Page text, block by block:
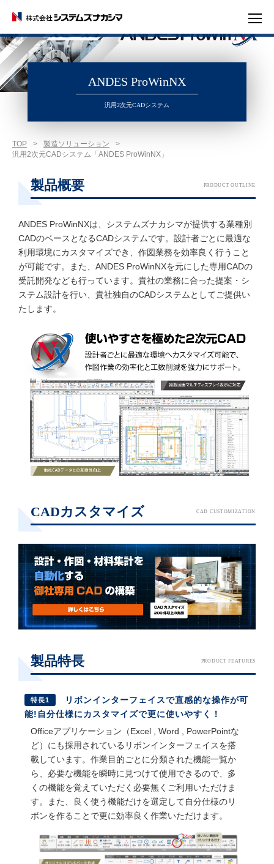
ANDES ProWinNX
汎用2次元CADシステム
TOP > 製造ソリューション
>
汎用2次元CADシステム「ANDES ProWinNX」
製品概要 PRODUCT OUTLINE
ANDES ProWinNXは、システムズナカシマが提供する業種別
CADのベースとなるCADシステムです。設計者ごとに最適な
利用環境にカスタマイズでき、作図業務を効率良く行うこと
が可能です。また、ANDES ProWinNXを元にした専用CADの
受託開発なども行っています。貴社の業務に合った提案・シ
ステム設計を行い、貴社独自のCADシステムとしてご提供い
たします。
CADカスタマイズ CAD CUSTOMIZATION
製品特長 PRODUCT FEATURES
特長1
リボンインターフェイスで直感的な操作が可
能!自分仕様にカスタマイズで更に使いやすく！
Officeアプリケーション（Excel , Word , PowerPointな
ど）にも採用されているリボンインターフェイスを搭
載しています。作業目的ごとに分類された機能一覧か
ら、必要な機能を瞬時に見つけて使用できるので、多
くの機能を覚えていただく必要無くご利用いただけま
す。また、良く使う機能だけを選定して自分仕様のリ
ボンを作ることで更に効率良く作業いただけます。